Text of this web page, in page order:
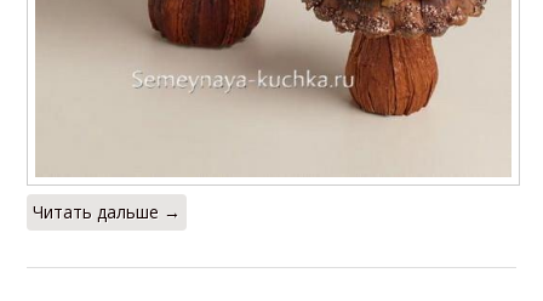
Читать дальше →